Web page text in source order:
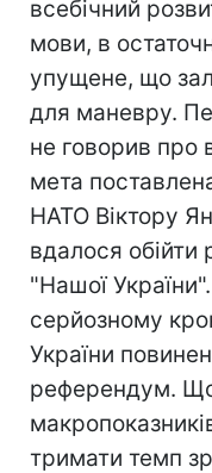
всебічний
мови, в
упущене, що
для маневру.
не говорив про
мета
НАТО Віктору
вдалося
"Нашої
серйозному
України
референдум.
тримати темп